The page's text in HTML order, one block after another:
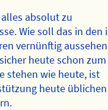
absolut zu
Wie soll das in den
vernünftig
heute schon zum
stehen wie heute, ist
heute üblichen